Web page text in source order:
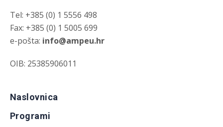
Tel: +385 (0) 1 5556 498
Fax: +385 (0) 1 5005 699
e-pošta: info@ampeu.hr
OIB: 25385906011
Naslovnica
Programi